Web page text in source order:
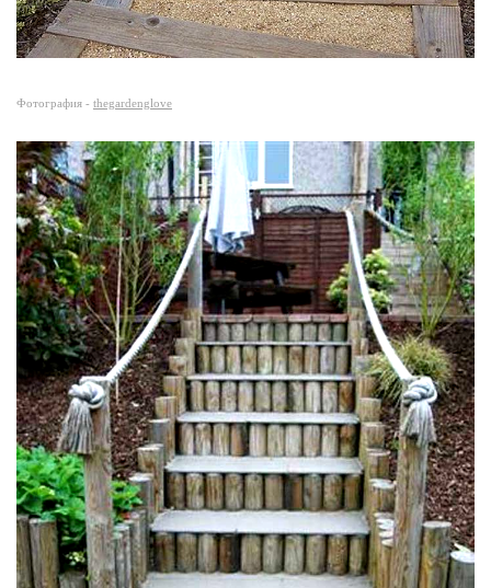
Фотография - thegardenglove